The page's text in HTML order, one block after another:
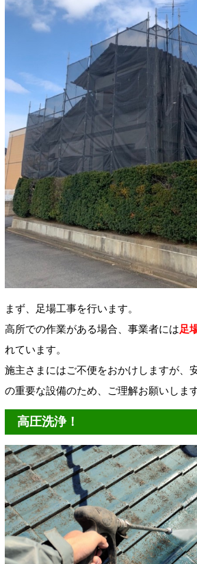
まず、足場工事を行います。
高所での作業がある場合、事業者には足
れています。
施主さまにはご不便をおかけしますが、
の重要な設備のため、ご理解お願いします
高圧洗浄！